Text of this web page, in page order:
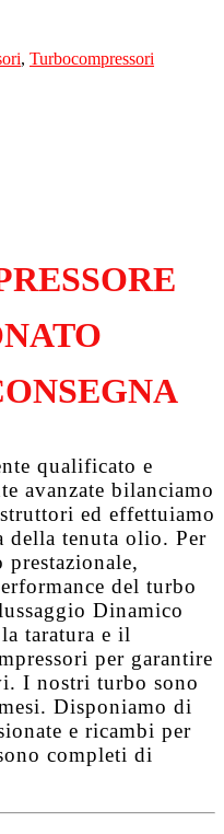
, Turbocompressori
qualificato e
avanzate bilanciamo
ed effettuiamo
della tenuta olio. Per
del turbo
Dinamico
taratura e il
per garantire
I nostri turbo sono
. Disponiamo di
e ricambi per
completi di